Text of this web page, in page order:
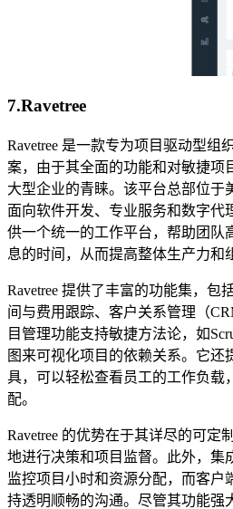
7.Ravetree
Ravetree 是一款专为项目驱动型组
案，由于其全面的功能和对敏捷项
大型企业的青睐。该平台总部位于
面向软件开发、专业服务和数字代
供一个统一的工作平台，帮助团队
息的时间，从而提高整体生产力和
Ravetree 提供了丰富的功能集，包
间与费用跟踪、客户关系管理（
目管理功能支持敏捷方法论，如
图来可视化项目的依赖关系。它还
具，可以轻松查看员工的工作负载
配。
Ravetree 的优势在于其详尽的可定
地进行决策和项目监督。此外，集
监控项目小时和资源分配，而客户
持透明顺畅的沟通。尽管其功能强